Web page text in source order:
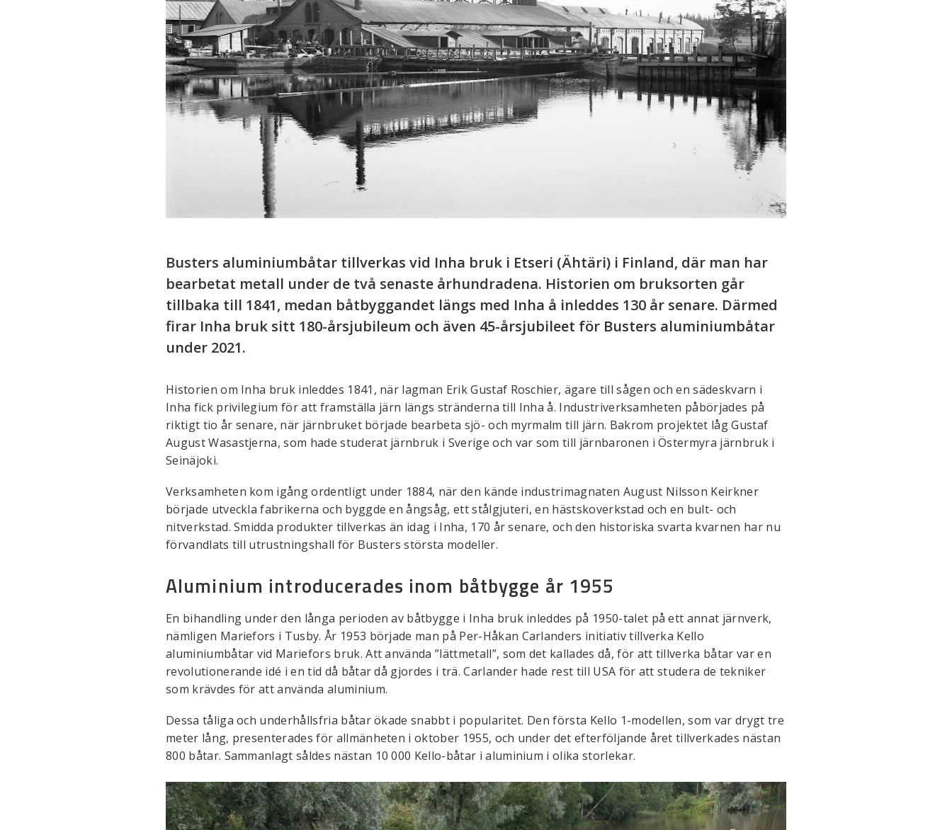
Busters aluminiumbåtar tillverkas vid Inha bruk i Etseri (Ähtäri) i Finland, där man har
bearbetat metall under de två senaste århundradena. Historien om bruksorten går
tillbaka till 1841, medan båtbyggandet längs med Inha å inleddes 130 år senare. Därmed
firar Inha bruk sitt 180-årsjubileum och även 45-årsjubileet för Busters aluminiumbåtar
under 2021.
Historien om Inha bruk inleddes 1841, när lagman Erik Gustaf Roschier, ägare till sågen och en sädeskvarn i
Inha fick privilegium för att framställa järn längs stränderna till Inha å. Industriverksamheten påbörjades på
riktigt tio år senare, när järnbruket började bearbeta sjö- och myrmalm till järn. Bakrom projektet låg Gustaf
August Wasastjerna, som hade studerat järnbruk i Sverige och var som till järnbaronen i Östermyra järnbruk i
Seinäjoki.
Verksamheten kom igång ordentligt under 1884, när den kände industrimagnaten August Nilsson Keirkner
började utveckla fabrikerna och byggde en ångsåg, ett stålgjuteri, en hästskoverkstad och en bult- och
nitverkstad. Smidda produkter tillverkas än idag i Inha, 170 år senare, och den historiska svarta kvarnen har nu
förvandlats till utrustningshall för Busters största modeller.
Aluminium introducerades inom båtbygge år 1955
En bihandling under den långa perioden av båtbygge i Inha bruk inleddes på 1950-talet på ett annat järnverk,
nämligen Mariefors i Tusby. År 1953 började man på Per-Håkan Carlanders initiativ tillverka Kello
aluminiumbåtar vid Mariefors bruk. Att använda ”lättmetall”, som det kallades då, för att tillverka båtar var en
revolutionerande idé i en tid då båtar då gjordes i trä. Carlander hade rest till USA för att studera de tekniker
som krävdes för att använda aluminium.
Dessa tåliga och underhållsfria båtar ökade snabbt i popularitet. Den första Kello 1-modellen, som var drygt tre
meter lång, presenterades för allmänheten i oktober 1955, och under det efterföljande året tillverkades nästan
800 båtar. Sammanlagt såldes nästan 10 000 Kello-båtar i aluminium i olika storlekar.